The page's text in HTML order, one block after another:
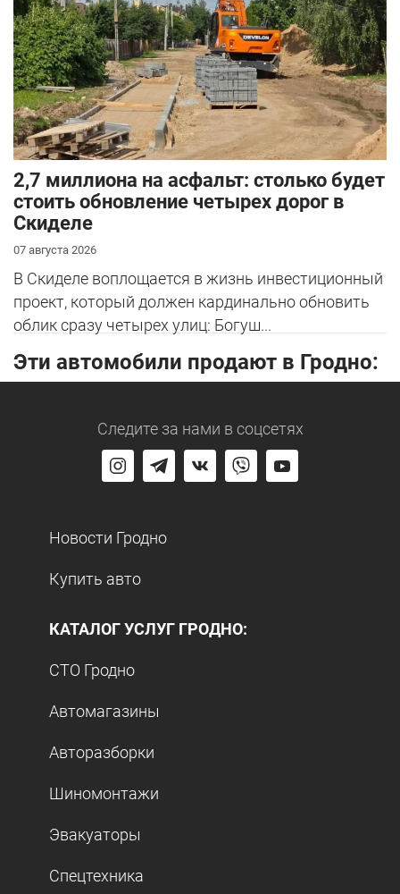
2,7 миллиона на асфальт: столько будет
стоить обновление четырех дорог в
Скиделе
07 августа 2026
В Скиделе воплощается в жизнь инвестиционный
проект, который должен кардинально обновить
облик сразу четырех улиц: Богуш...
Эти автомобили продают в Гродно:
Следите за нами в соцсетях
Новости Гродно
Купить авто
КАТАЛОГ УСЛУГ ГРОДНО:
СТО Гродно
Автомагазины
Авторазборки
Шиномонтажи
Эвакуаторы
Спецтехника